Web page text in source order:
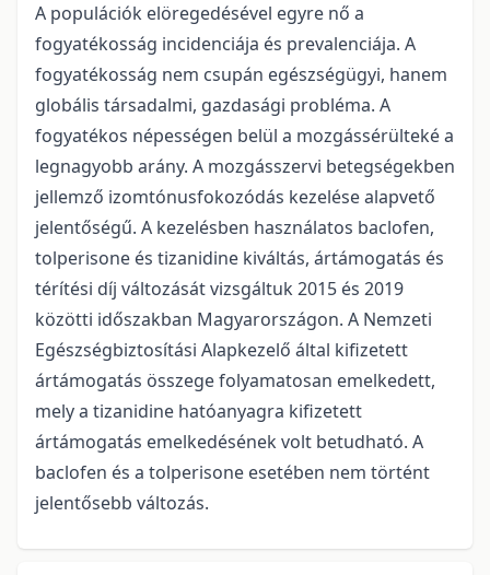
A populációk elöregedésével egyre nő a
fogyatékosság incidenciája és prevalenciája. A
fogyatékosság nem csupán egészségügyi, hanem
globális társadalmi, gazdasági probléma. A
fogyatékos népességen belül a mozgássérülteké a
legnagyobb arány. A mozgásszervi betegségekben
jellemző izomtónusfokozódás kezelése alapvető
jelentőségű. A kezelésben használatos baclofen,
tolperisone és tizanidine kiváltás, ártámogatás és
térítési díj változását vizsgáltuk 2015 és 2019
közötti időszakban Magyarországon. A Nemzeti
Egészségbiztosítási Alapkezelő által kifizetett
ártámogatás összege folyamatosan emelkedett,
mely a tizanidine hatóanyagra kifizetett
ártámogatás emelkedésének volt betudható. A
baclofen és a tolperisone esetében nem történt
jelentősebb változás.